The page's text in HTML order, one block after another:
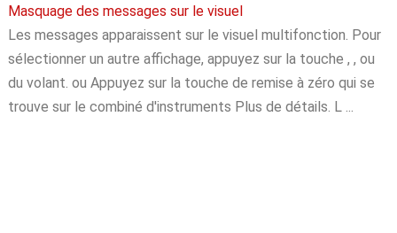
Masquage des messages sur le visuel
Les messages apparaissent sur le visuel multifonction. Pour
sélectionner un autre affichage, appuyez sur la touche , , ou
du volant. ou Appuyez sur la touche de remise à zéro qui se
trouve sur le combiné d'instruments Plus de détails. L ...